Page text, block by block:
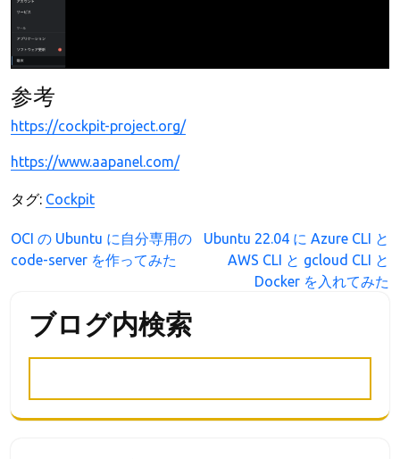
参考
https://cockpit-project.org/
https://www.aapanel.com/
タグ: Cockpit
投
稿
ビ
シ
ョ
OCI の Ubuntu に自分専用の
code-server を作ってみた
Ubuntu 22.04 に Azure CLI と
AWS CLI と gcloud CLI と
Docker を入れてみた
ブログ内検索